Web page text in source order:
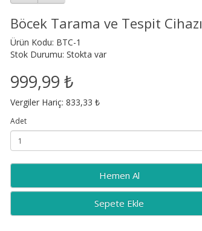
Böcek Tarama ve Tespit Cihazı
Ürün Kodu: BTC-1
Stok Durumu: Stokta var
999,99 ₺
Vergiler Hariç: 833,33 ₺
Adet
Sepete Ekle